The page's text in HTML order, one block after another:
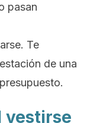
pasan
Te
de una
vestirse